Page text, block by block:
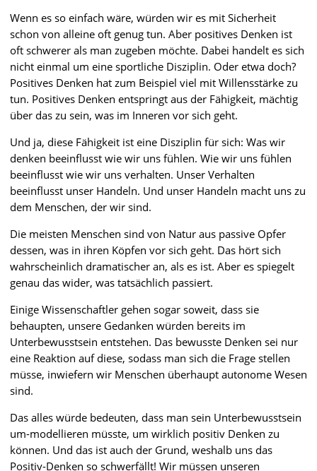
Wenn es so einfach wäre, würden wir es mit Sicherheit
schon von alleine oft genug tun. Aber positives Denken ist
oft schwerer als man zugeben möchte. Dabei handelt es sich
nicht einmal um eine sportliche Disziplin. Oder etwa doch?
Positives Denken hat zum Beispiel viel mit Willensstärke zu
tun. Positives Denken entspringt aus der Fähigkeit, mächtig
über das zu sein, was im Inneren vor sich geht.
Und ja, diese Fähigkeit ist eine Disziplin für sich: Was wir
denken beeinflusst wie wir uns fühlen. Wie wir uns fühlen
beeinflusst wie wir uns verhalten. Unser Verhalten
beeinflusst unser Handeln. Und unser Handeln macht uns zu
dem Menschen, der wir sind.
Die meisten Menschen sind von Natur aus passive Opfer
dessen, was in ihren Köpfen vor sich geht. Das hört sich
wahrscheinlich dramatischer an, als es ist. Aber es spiegelt
genau das wider, was tatsächlich passiert.
Einige Wissenschaftler gehen sogar soweit, dass sie
behaupten, unsere Gedanken würden bereits im
Unterbewusstsein entstehen. Das bewusste Denken sei nur
eine Reaktion auf diese, sodass man sich die Frage stellen
müsse, inwiefern wir Menschen überhaupt autonome Wesen
sind.
Das alles würde bedeuten, dass man sein Unterbewusstsein
um-modellieren müsste, um wirklich positiv Denken zu
können. Und das ist auch der Grund, weshalb uns das
Positiv-Denken so schwerfällt! Wir müssen unseren